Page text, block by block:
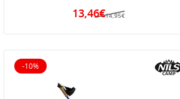
14,95€
13,46€
-10%
10% reduziert